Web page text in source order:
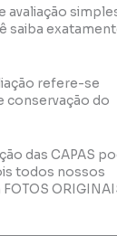
avaliação
saiba
refere-se
conservação do
das CAPAS
todos nossos